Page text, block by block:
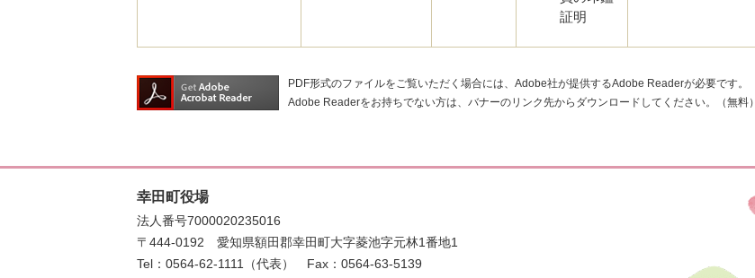
証明
PDF形式のファイルをご覧いただく場合には、Adobe社が提供するAdobe Readerが必要です。
Adobe Readerをお持ちでない方は、バナーのリンク先からダウンロードしてください。（無料）
幸田町役場
法人番号7000020235016
〒444-0192
愛知県額田郡幸田町大字菱池字元林1番地1
Tel：0564-62-1111（代表）
Fax：0564-63-5139